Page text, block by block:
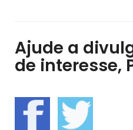
Ajude a
de interesse,